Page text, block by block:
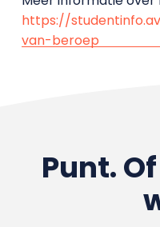
https://
van-beroep
Punt.